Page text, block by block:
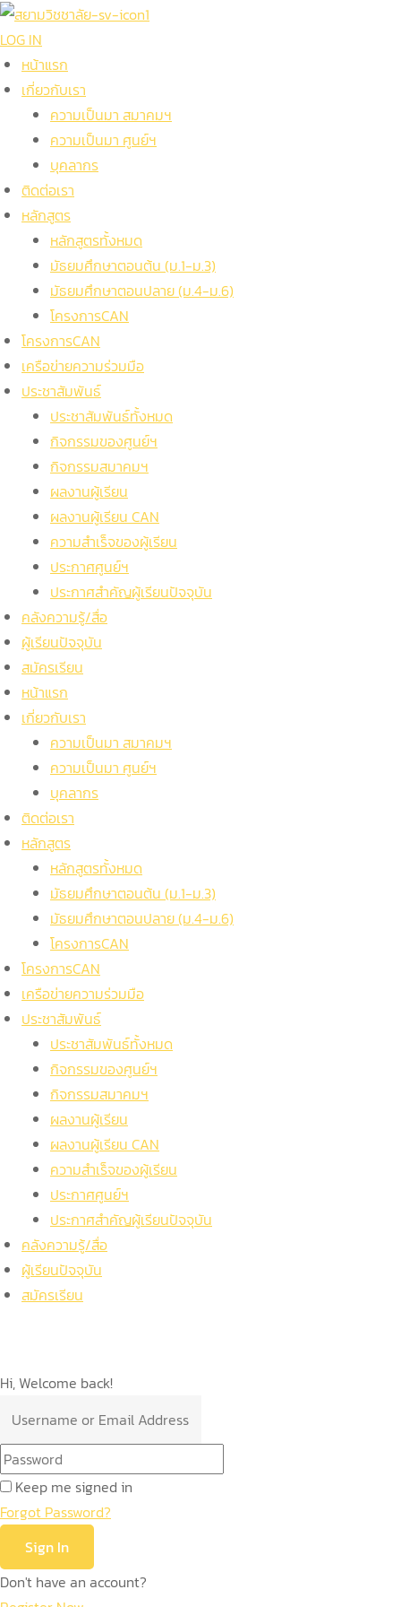
LOG IN
หน้าแรก
เกี่ยวกับเรา
ความเป็นมา สมาคมฯ
ความเป็นมา ศูนย์ฯ
บุคลากร
ติดต่อเรา
หลักสูตร
หลักสูตรทั้งหมด
มัธยมศึกษาตอนต้น (ม.1-ม.3)
มัธยมศึกษาตอนปลาย (ม.4-ม.6)
โครงการCAN
โครงการCAN
เครือข่ายความร่วมมือ
ประชาสัมพันธ์
ประชาสัมพันธ์ทั้งหมด
กิจกรรมของศูนย์ฯ
กิจกรรมสมาคมฯ
ผลงานผู้เรียน
ผลงานผู้เรียน CAN
ความสำเร็จของผู้เรียน
ประกาศศูนย์ฯ
ประกาศสำคัญผู้เรียนปัจจุบัน
คลังความรู้/สื่อ
ผู้เรียนปัจจุบัน
สมัครเรียน
หน้าแรก
เกี่ยวกับเรา
ความเป็นมา สมาคมฯ
ความเป็นมา ศูนย์ฯ
บุคลากร
ติดต่อเรา
หลักสูตร
หลักสูตรทั้งหมด
มัธยมศึกษาตอนต้น (ม.1-ม.3)
มัธยมศึกษาตอนปลาย (ม.4-ม.6)
โครงการCAN
โครงการCAN
เครือข่ายความร่วมมือ
ประชาสัมพันธ์
ประชาสัมพันธ์ทั้งหมด
กิจกรรมของศูนย์ฯ
กิจกรรมสมาคมฯ
ผลงานผู้เรียน
ผลงานผู้เรียน CAN
ความสำเร็จของผู้เรียน
ประกาศศูนย์ฯ
ประกาศสำคัญผู้เรียนปัจจุบัน
คลังความรู้/สื่อ
ผู้เรียนปัจจุบัน
สมัครเรียน
Hi, Welcome back!
Keep me signed in
Forgot Password?
Sign In
Don't have an account?